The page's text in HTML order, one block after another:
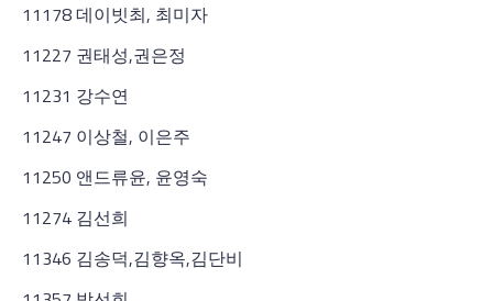
11178 데이빗최, 최미자
11227 권태성,권은정
11231 강수연
11247 이상철, 이은주
11250 앤드류윤, 윤영숙
11274 김선희
11346 김송덕,김향옥,김단비